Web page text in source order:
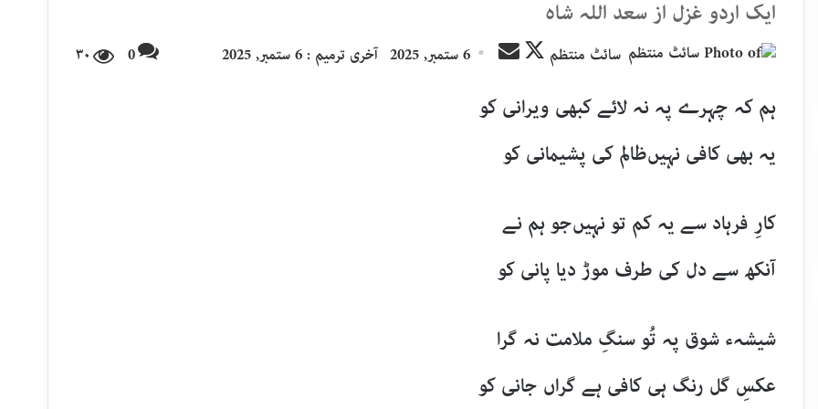
ایک اردو غزل از سعد اللہ شاہ
سائٹ منتظم
Follow
Send6 ستمبر, 2025 آخری ترمیم : 6 ستمبر, 2025 0 ۳۰
ہم کہ چہرے پہ نہ لائے کبھی ویرانی کو
یہ بھی کافی نہیں‌ظالم کی پشیمانی کو
کارِ فرہاد سے یہ کم تو نہیں‌جو ہم نے
آنکھ سے دل کی طرف موڑ دیا پانی کو
شیشہء شوق پہ تُو سنگِ ملامت نہ گرا
عکسِ گل رنگ ہی کافی ہے گراں جانی کو